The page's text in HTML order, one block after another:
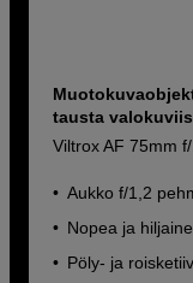
tausta
Viltrox AF 75mm
Aukko f/1,2
Nopea ja
Pöly- ja